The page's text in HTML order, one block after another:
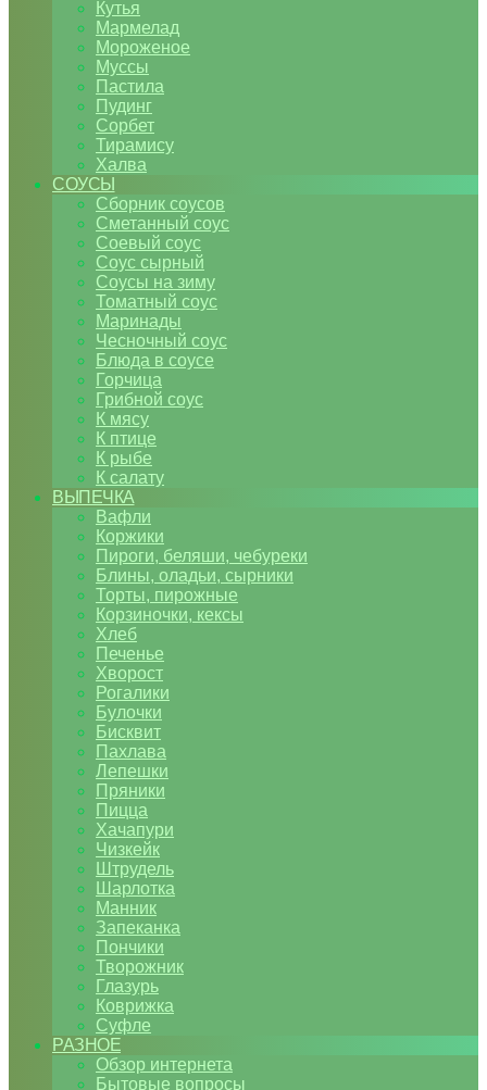
Кутья
Мармелад
Мороженое
Муссы
Пастила
Пудинг
Сорбет
Тирамису
Халва
СОУСЫ
Сборник соусов
Сметанный соус
Соевый соус
Соус сырный
Соусы на зиму
Томатный соус
Маринады
Чесночный соус
Блюда в соусе
Горчица
Грибной соус
К мясу
К птице
К рыбе
К салату
ВЫПЕЧКА
Вафли
Коржики
Пироги, беляши, чебуреки
Блины, оладьи, сырники
Торты, пирожные
Корзиночки, кексы
Хлеб
Печенье
Хворост
Рогалики
Булочки
Бисквит
Пахлава
Лепешки
Пряники
Пицца
Хачапури
Чизкейк
Штрудель
Шарлотка
Манник
Запеканка
Пончики
Творожник
Глазурь
Коврижка
Суфле
РАЗНОЕ
Обзор интернета
Бытовые вопросы